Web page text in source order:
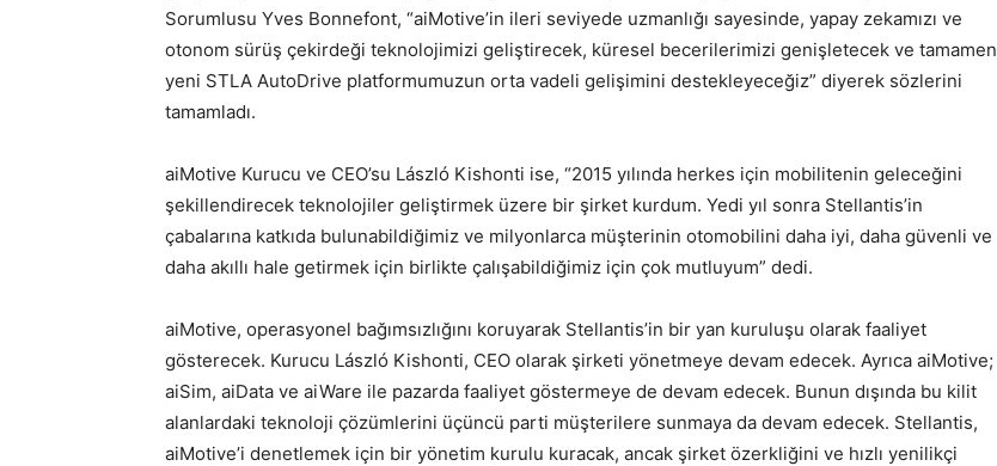
Sorumlusu Yves Bonnefont, “aiMotive’in ileri seviyede uzmanlığı sayesinde, yapay zekamızı ve
otonom sürüş çekirdeği teknolojimizi geliştirecek, küresel becerilerimizi genişletecek ve tamamen
yeni STLA AutoDrive platformumuzun orta vadeli gelişimini destekleyeceğiz” diyerek sözlerini
tamamladı.
aiMotive Kurucu ve CEO’su László Kishonti ise, “2015 yılında herkes için mobilitenin geleceğini
şekillendirecek teknolojiler geliştirmek üzere bir şirket kurdum. Yedi yıl sonra Stellantis’in
çabalarına katkıda bulunabildiğimiz ve milyonlarca müşterinin otomobilini daha iyi, daha güvenli ve
daha akıllı hale getirmek için birlikte çalışabildiğimiz için çok mutluyum” dedi.
aiMotive, operasyonel bağımsızlığını koruyarak Stellantis’in bir yan kuruluşu olarak faaliyet
gösterecek. Kurucu László Kishonti, CEO olarak şirketi yönetmeye devam edecek. Ayrıca aiMotive;
aiSim, aiData ve aiWare ile pazarda faaliyet göstermeye de devam edecek. Bunun dışında bu kilit
alanlardaki teknoloji çözümlerini üçüncü parti müşterilere sunmaya da devam edecek. Stellantis,
aiMotive’i denetlemek için bir yönetim kurulu kuracak, ancak şirket özerkliğini ve hızlı yenilikçi